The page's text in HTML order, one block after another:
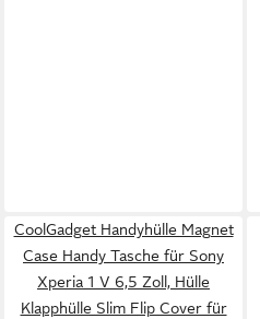
CoolGadget Handyhülle Magnet
Case Handy Tasche für Sony
Xperia 1 V 6,5 Zoll, Hülle
Klapphülle Slim Flip Cover für